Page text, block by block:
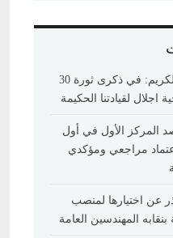
المستشار عبد الكريم: في ذكرى ثورة 30
اجلال لقيادتنا الحكيمة
المركز الأول في أول
مراجعي ومؤكدي
عن اختيارها لمنصب
بنقابه المهندسين العامة